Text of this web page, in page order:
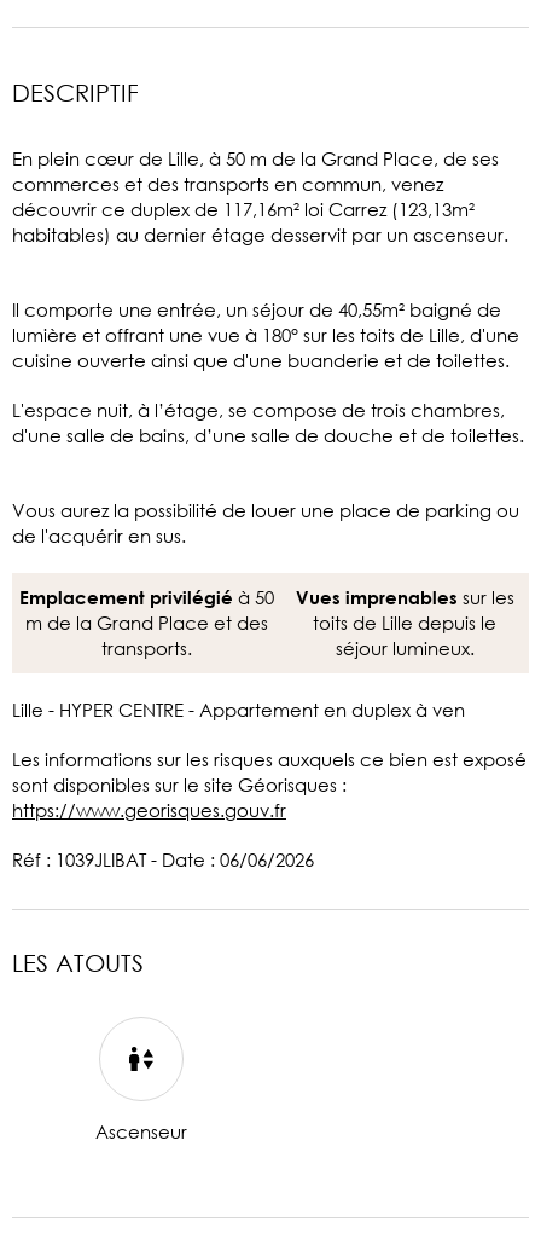
DESCRIPTIF
En plein cœur de Lille, à 50 m de la Grand Place, de ses
commerces et des transports en commun, venez
découvrir ce duplex de 117,16m² loi Carrez (123,13m²
habitables) au dernier étage desservit par un ascenseur.
Il comporte une entrée, un séjour de 40,55m² baigné de
lumière et offrant une vue à 180° sur les toits de Lille, d'une
cuisine ouverte ainsi que d'une buanderie et de toilettes.
L'espace nuit, à l’étage, se compose de trois chambres,
d'une salle de bains, d’une salle de douche et de toilettes.
Vous aurez la possibilité de louer une place de parking ou
de l'acquérir en sus.
Emplacement privilégié à 50
m de la Grand Place et des
transports.
Vues imprenables sur les
toits de Lille depuis le
séjour lumineux.
Lille - HYPER CENTRE - Appartement en duplex à ven
Les informations sur les risques auxquels ce bien est exposé
sont disponibles sur le site Géorisques :
https://www.georisques.gouv.fr
Réf : 1039JLIBAT - Date : 06/06/2026
LES ATOUTS
Ascenseur